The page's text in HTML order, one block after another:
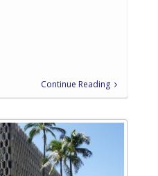
Continue Reading